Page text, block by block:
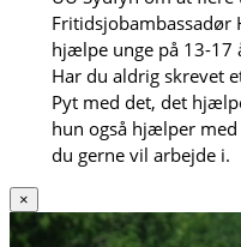
Fritidsjobambassadør
hjælpe unge på 13-17
Har du aldrig skrevet
Pyt med det, det
hun også hjælper
du gerne vil arbejde i.
×